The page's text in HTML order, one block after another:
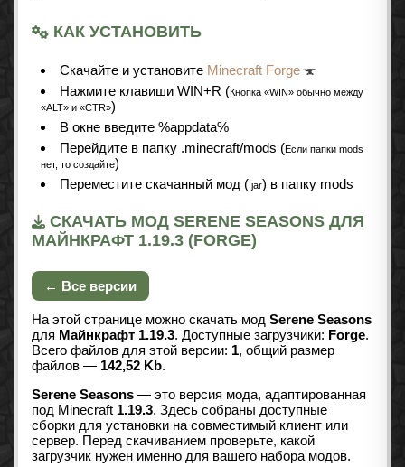
КАК УСТАНОВИТЬ
Cкачайте и установите Minecraft Forge
Нажмите клавиши WIN+R (Кнопка «WIN» обычно между
«ALT» и «CTR»)
В окне введите %appdata%
Перейдите в папку .minecraft/mods (Если папки mods
нет, то создайте)
Переместите скачанный мод ( .jar) в папку mods
СКАЧАТЬ МОД SERENE SEASONS ДЛЯ
МАЙНКРАФТ 1.19.3 (FORGE)
← Все версии
На этой странице можно скачать мод Serene Seasons
для Майнкрафт 1.19.3. Доступные загрузчики: Forge.
Всего файлов для этой версии: 1, общий размер
файлов — 142,52 Kb.
Serene Seasons — это версия мода, адаптированная
под Minecraft 1.19.3. Здесь собраны доступные
сборки для установки на совместимый клиент или
сервер. Перед скачиванием проверьте, какой
загрузчик нужен именно для вашего набора модов.